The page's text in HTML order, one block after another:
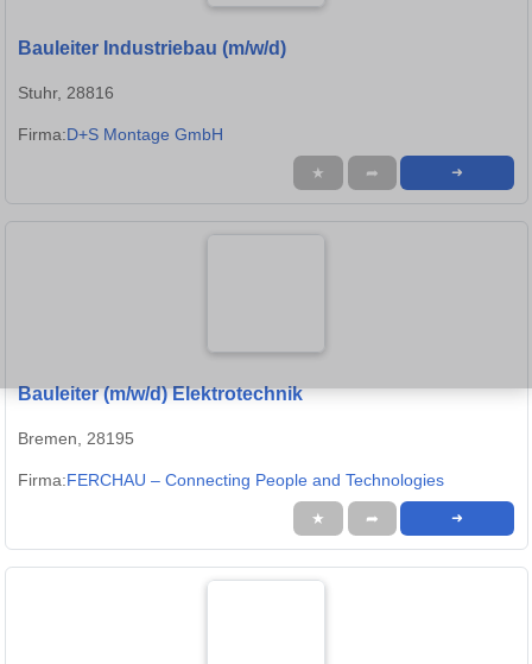
Bauleiter Industriebau (m/w/d)
Stuhr, 28816
Firma:D+S Montage GmbH
★ ➦ ➜
Bauleiter (m/w/d) Elektrotechnik
Bremen, 28195
Firma:FERCHAU – Connecting People and Technologies
★ ➦ ➜